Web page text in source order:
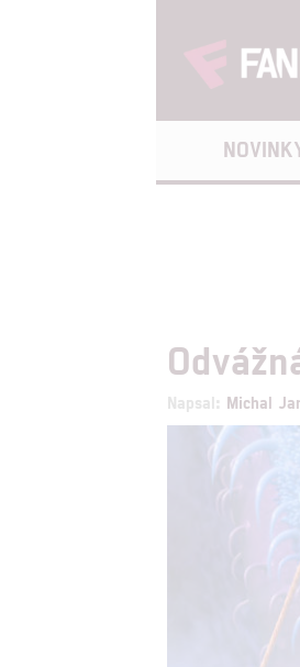
Napsal: Michal